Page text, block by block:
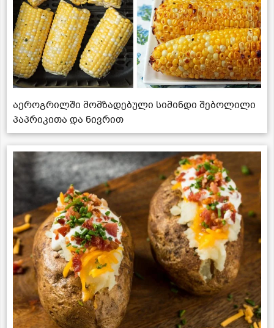
აეროგრილში მომზადებული სიმინდი შებოლილი
პაპრიკითა და ნივრით